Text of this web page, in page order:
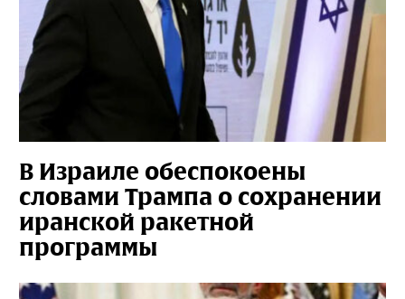
В Израиле обеспокоены
словами Трампа о сохранении
иранской ракетной
программы